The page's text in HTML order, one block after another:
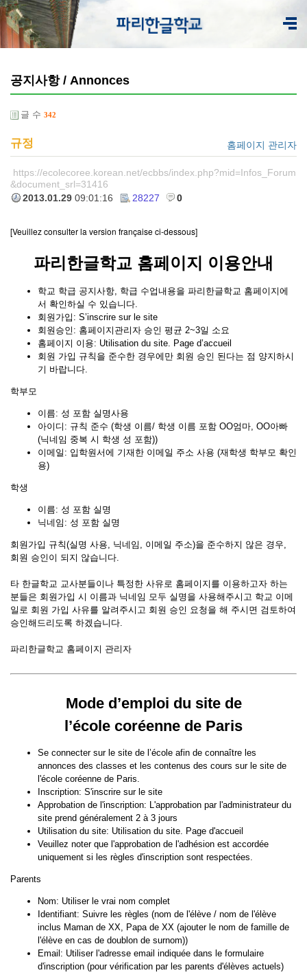
공지사항 / Annonces
글 수 342
규정 홈페이지 관리자
https://ecolecoree.korean.net/ecbbs/index.php?mid=Infos_Forum
&document_srl=31416
2013.01.29 09:01:16 28227 0
[Veuillez consulter la version française ci-dessous]
파리한글학교 홈페이지 이용안내
학교 학급 공지사항, 학급 수업내용을 파리한글학교 홈페이지에
서 확인하실 수 있습니다.
회원가입: S’inscrire sur le site
회원승인: 홈페이지관리자 승인 평균 2~3일 소요
홈페이지 이용: Utilisation du site. Page d’accueil
회원 가입 규칙을 준수한 경우에만 회원 승인 된다는 점 양지하시
기 바랍니다.
학부모
이름: 성 포함 실명사용
아이디: 규칙 준수 (학생 이름/ 학생 이름 포함 OO엄마, OO아빠
(닉네임 중복 시 학생 성 포함))
이메일: 입학원서에 기재한 이메일 주소 사용 (재학생 학부모 확인
용)
학생
이름: 성 포함 실명
닉네임: 성 포함 실명
회원가입 규칙(실명 사용, 닉네임, 이메일 주소)을 준수하지 않은 경우,
회원 승인이 되지 않습니다.
타 한글학교 교사분들이나 특정한 사유로 홈페이지를 이용하고자 하는
분들은 회원가입 시 이름과 닉네임 모두 실명을 사용해주시고 학교 이메
일로 회원 가입 사유를 알려주시고 회원 승인 요청을 해 주시면 검토하여
승인해드리도록 하겠습니다.
파리한글학교 홈페이지 관리자
Mode d’emploi du site de
l’école coréenne de Paris
Se connecter sur le site de l’école afin de connaître les
annonces des classes et les contenus des cours sur le site de
l'école coréenne de Paris.
Inscription: S'inscrire sur le site
Approbation de l'inscription: L'approbation par l'administrateur du
site prend généralement 2 à 3 jours
Utilisation du site: Utilisation du site. Page d'accueil
Veuillez noter que l'approbation de l'adhésion est accordée
uniquement si les règles d'inscription sont respectées.
Parents
Nom: Utiliser le vrai nom complet
Identifiant: Suivre les règles (nom de l'élève / nom de l'élève
inclus Maman de XX, Papa de XX (ajouter le nom de famille de
l'élève en cas de doublon de surnom))
Email: Utiliser l'adresse email indiquée dans le formulaire
d'inscription (pour vérification par les parents d'élèves actuels)